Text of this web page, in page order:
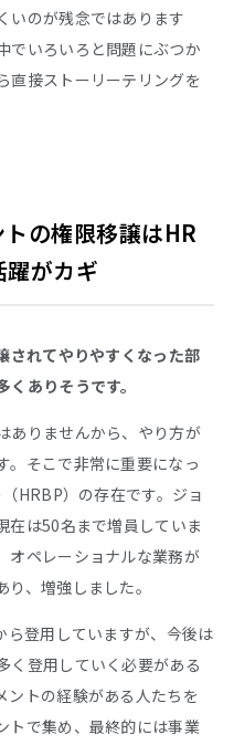
いのが残念ではあります
でいろいろと問題にぶつか
直接ストーリーテリングを
の権限移譲はHR
躍がカギ
されてやりやすくなった部
ありそうです。
ありませんから、やり方が
。そこで非常に重要になっ
HRBP）の存在です。ジョ
在は50名まで増員していま
オペレーショナルな業務が
、増強しました。
ら登用していますが、今後は
く登用していく必要がある
ントの経験がある人たちを
トで集め、最終的には事業